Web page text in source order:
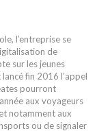
l’entreprise se
de
sur les jeunes
fin 2016 l’appel
pourront
aux voyageurs
notamment aux
ou de signaler